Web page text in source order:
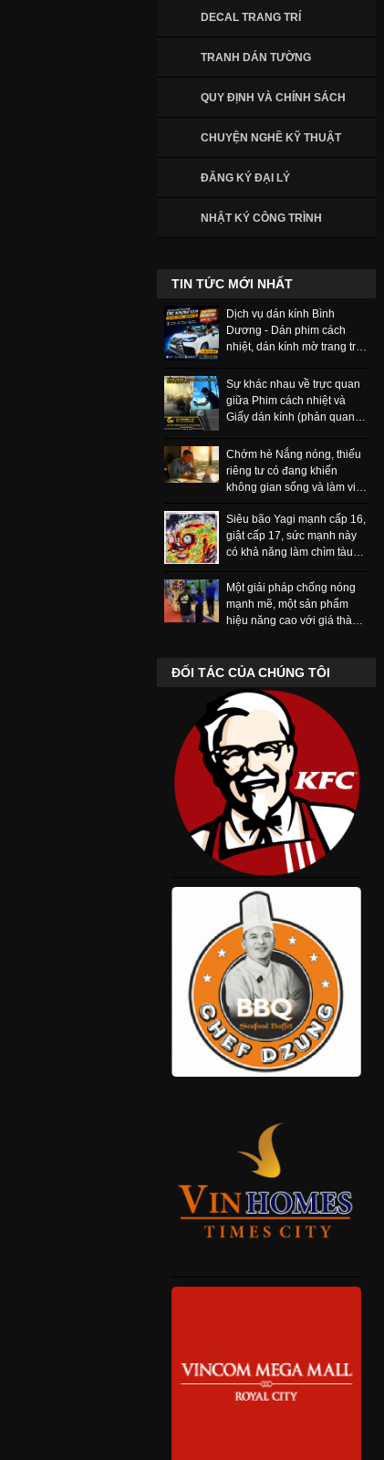
DECAL TRANG TRÍ
TRANH DÁN TƯỜNG
QUY ĐỊNH VÀ CHÍNH SÁCH
CHUYỆN NGHỀ KỸ THUẬT
ĐĂNG KÝ ĐẠI LÝ
NHẬT KÝ CÔNG TRÌNH
TIN TỨC MỚI NHẤT
Dịch vụ dán kính Bình
Dương - Dán phim cách
nhiệt, dán kính mờ trang trí
Sự khác nhau về trực quan
giữa Phim cách nhiệt và
Giấy dán kính (phản quang,
ngay
Chớm hè Nắng nóng, thiếu
riêng tư có đang khiến
không gian sống và làm việc
hơn bao giờ hết.
Siêu bão Yagi mạnh cấp 16,
giật cấp 17, sức mạnh này
có khả năng làm chìm tàu
Một giải pháp chống nóng
mạnh mẽ, một sản phẩm
hiệu năng cao với giá thành
ĐỐI TÁC CỦA CHÚNG TÔI